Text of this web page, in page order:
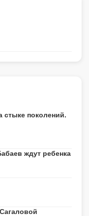
стыке поколений.
ждут ребенка